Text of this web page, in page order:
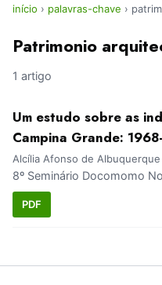
início › palavras-chave ›
Patrimonio
1 artigo
Um estudo sobre as
Campina Grande:
Alcília Afonso de
8º Seminário Docomomo
PDF